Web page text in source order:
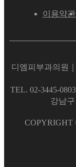
이용약관
디엠피부과의원｜
TEL. 02-3445-
강남
COPYRIGHT